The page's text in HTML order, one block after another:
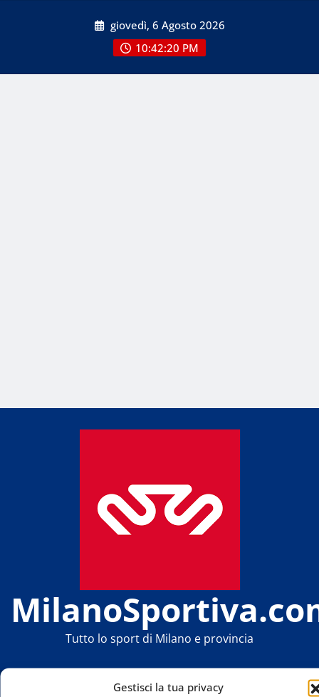
Gestisci la tua privacy
giovedì, 6 Agosto 2026
10:42:20 PM
Tutto lo sport di Milano e provincia